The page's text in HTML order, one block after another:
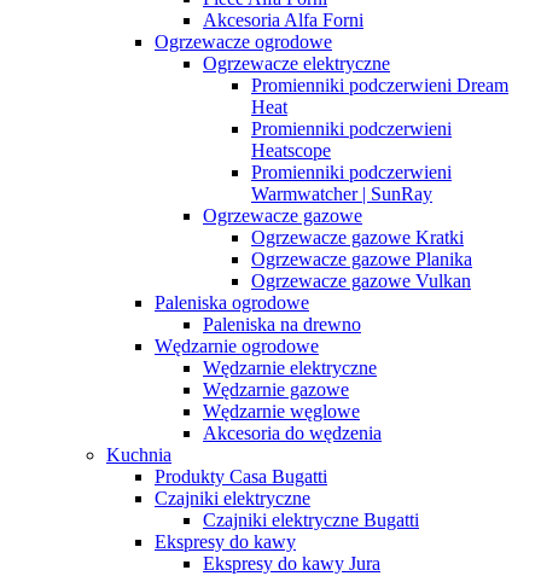
Akcesoria Alfa Forni
Ogrzewacze ogrodowe
Ogrzewacze elektryczne
Promienniki podczerwieni Dream
Heat
Promienniki podczerwieni
Heatscope
Promienniki podczerwieni
Warmwatcher | SunRay
Ogrzewacze gazowe
Ogrzewacze gazowe Kratki
Ogrzewacze gazowe Planika
Ogrzewacze gazowe Vulkan
Paleniska ogrodowe
Paleniska na drewno
Wędzarnie ogrodowe
Wędzarnie elektryczne
Wędzarnie gazowe
Wędzarnie węglowe
Akcesoria do wędzenia
Kuchnia
Produkty Casa Bugatti
Czajniki elektryczne
Czajniki elektryczne Bugatti
Ekspresy do kawy
Ekspresy do kawy Jura